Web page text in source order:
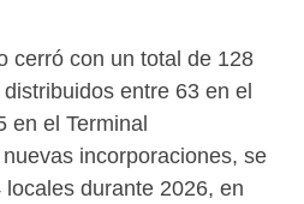
cerró con un total de 128
entre 63 en el
en el Terminal
incorporaciones, se
durante 2026, en